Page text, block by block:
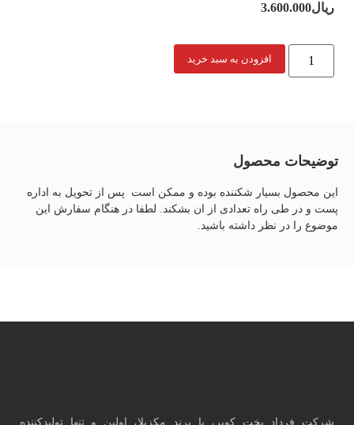
ریال3.600.000
افزودن به سبد خرید
توضیحات محصول
این محصول بسیار شکننده بوده و ممکن است پس از تحویل به اداره
پست و در طی راه تعدادی از ان بشکند. لطفا در هنگام سفارش این
موضوع را در نظر داشته باشید.
شرکت فرداد پخت کویر، با برند مکزیلا، اولین و تنها تولیدکننده